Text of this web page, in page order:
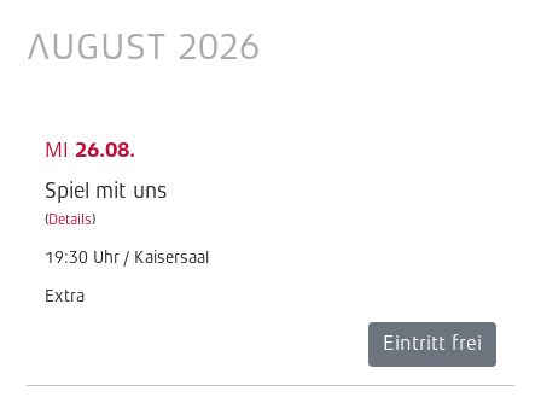
AUGUST 2026
MI 26.08.
Spiel mit uns
(Details)
19:30 Uhr / Kaisersaal
Extra
Eintritt frei